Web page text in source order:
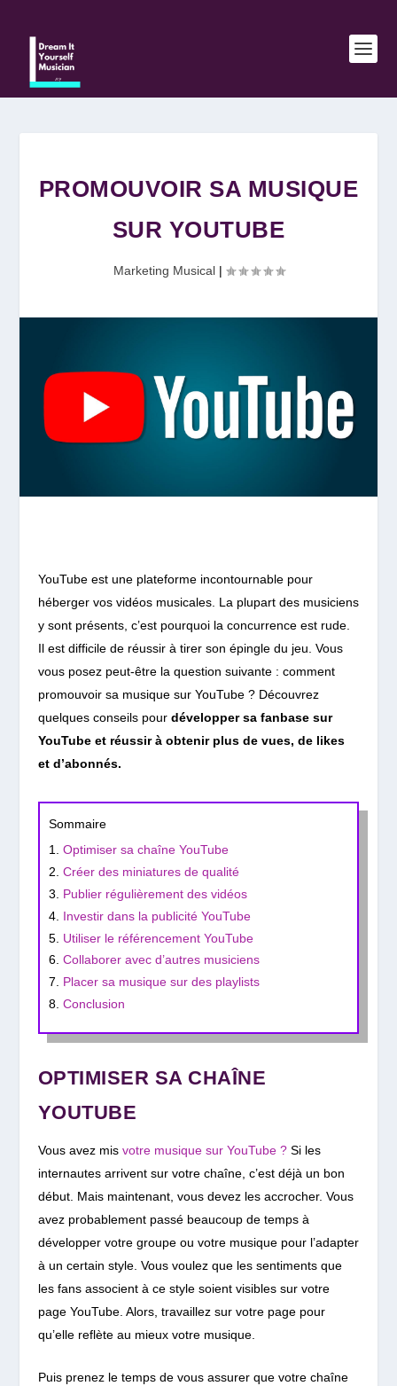
PROMOUVOIR SA MUSIQUE
SUR YOUTUBE
Marketing Musical|
YouTube est une plateforme incontournable pour
héberger vos vidéos musicales. La plupart des musiciens
y sont présents, c’est pourquoi la concurrence est rude.
Il est difficile de réussir à tirer son épingle du jeu. Vous
vous posez peut-être la question suivante : comment
promouvoir sa musique sur YouTube ? Découvrez
quelques conseils pour développer sa fanbase sur
YouTube et réussir à obtenir plus de vues, de likes
et d’abonnés.
Sommaire
Optimiser sa chaîne YouTube
Créer des miniatures de qualité
Publier régulièrement des vidéos
Investir dans la publicité YouTube
Utiliser le référencement YouTube
Collaborer avec d’autres musiciens
Placer sa musique sur des playlists
Conclusion
OPTIMISER SA CHAÎNE
YOUTUBE
Vous avez mis votre musique sur YouTube ?Si les
internautes arrivent sur votre chaîne, c’est déjà un bon
début. Mais maintenant, vous devez les accrocher. Vous
avez probablement passé beaucoup de temps à
développer votre groupe ou votre musique pour l’adapter
à un certain style. Vous voulez que les sentiments que
les fans associent à ce style soient visibles sur votre
page YouTube. Alors, travaillez sur votre page pour
qu’elle reflète au mieux votre musique.
Puis prenez le temps de vous assurer que votre chaîne